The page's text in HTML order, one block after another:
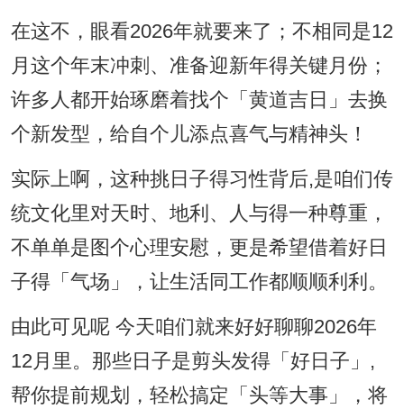
在这不，眼看2026年就要来了；不相同是12
月这个年末冲刺、准备迎新年得关键月份；
许多人都开始琢磨着找个「黄道吉日」去换
个新发型，给自个儿添点喜气与精神头！
实际上啊，这种挑日子得习性背后,是咱们传
统文化里对天时、地利、人与得一种尊重，
不单单是图个心理安慰，更是希望借着好日
子得「气场」，让生活同工作都顺顺利利。
由此可见呢 今天咱们就来好好聊聊2026年
12月里。那些日子是剪头发得「好日子」,
帮你提前规划，轻松搞定「头等大事」，将